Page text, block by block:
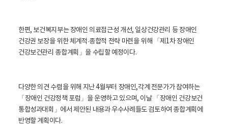
한편, 보건복지부는 장애인 의료접근성 개선, 일상건강관리 등 장애인
건강권 보장을 위한 체계적·종합적 전략 마련을 위해 「제1차 장애인
건강보건관리 종합계획」을 수립할 예정이다.
다양한 의견 수렴을 위해 지난 4월부터 장애인,각계 전문가가 참여하는
「장애인 건강정책 포럼」을 운영하고 있으며, 이날 「장애인 건강보건
통합성과대회」에서 제안된 내용과 우수사례들도 검토하여 종합계획에
반영할 계획이다.